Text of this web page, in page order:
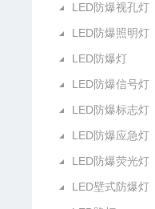
LED防爆视孔灯
LED防爆照明灯
LED防爆灯
LED防爆信号灯
LED防爆标志灯
LED防爆应急灯
LED防爆荧光灯
LED壁式防爆灯